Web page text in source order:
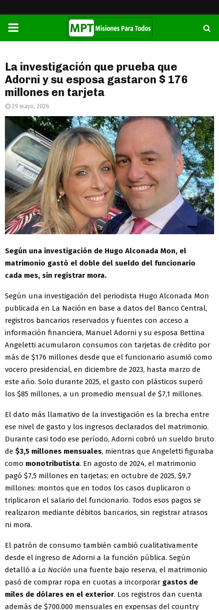
PRIMARY
La investigación que prueba que
Adorni y su esposa gastaron $ 176
millones en tarjeta
29 mayo, 2026
Según una investigación de Hugo Alconada Mon, el
matrimonio gastó el doble del sueldo del funcionario
cada mes, sin registrar mora.
Según una investigación del periodista Hugo Alconada Mon
publicada en La Nación en base a datos del Banco Central,
registros bancarios reservados y fuentes con acceso a
información financiera, Manuel Adorni y su esposa Bettina
Angeletti acumularon consumos con tarjetas de crédito por
más de $176 millones desde que el funcionario asumió como
vocero presidencial, en diciembre de 2023, hasta marzo de
este año. Solo durante 2025, el gasto con plásticos superó
los $85 millones, a un promedio mensual de $7,1 millones.
El dato más llamativo de la investigación es la brecha entre
ese nivel de gasto y los ingresos declarados del matrimonio.
Durante casi todo ese período, Adorni cobró un sueldo bruto
de $3,5 millones mensuales, mientras que Angeletti figuraba
como monotributista. En agosto de 2024, el matrimonio
pagó $7,5 millones en tarjetas; en octubre de 2025, $9,7
millones: montos que en todos los casos duplicaron o
triplicaron el salario del funcionario. Todos esos pagos se
realizaron mediante débitos bancarios, sin registrar atrasos
ni mora.
El patrón de consumo también cambió cualitativamente
desde el ingreso de Adorni a la función pública. Según
detalló a La Nación una fuente bajo reserva, el matrimonio
pasó de comprar ropa en cuotas a incorporar gastos de
miles de dólares en el exterior. Los registros dan cuenta
además de $700.000 mensuales en expensas del country